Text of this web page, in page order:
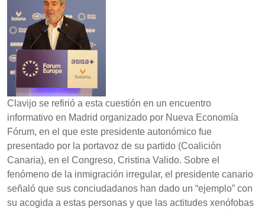
Clavijo se refirió a esta cuestión en un encuentro
informativo en Madrid organizado por Nueva Economía
Fórum, en el que este presidente autonómico fue
presentado por la portavoz de su partido (Coalición
Canaria), en el Congreso, Cristina Valido. Sobre el
fenómeno de la inmigración irregular, el presidente canario
señaló que sus conciudadanos han dado un “ejemplo” con
su acogida a estas personas y que las actitudes xenófobas